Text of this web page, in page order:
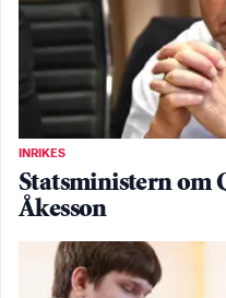
INRIKES
Statsministern om
Åkesson